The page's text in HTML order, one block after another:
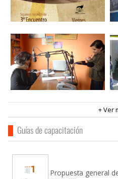
+
Guías de capacitación
Propuesta general